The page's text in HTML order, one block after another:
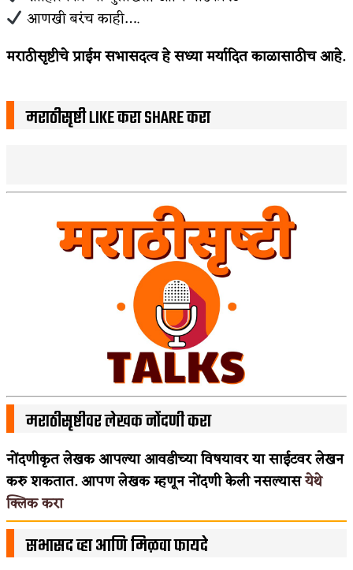
आणखी बरंच काही….
मराठीसृष्टीचे प्राईम सभासदत्व हे सध्या मर्यादित काळासाठीच आहे.
मराठीसृष्टी LIKE करा SHARE करा
मराठीसृष्टीवर लेखक नोंदणी करा
नोंदणीकृत लेखक आपल्या आवडीच्या विषयावर या साईटवर लेखन
करु शकतात. आपण लेखक म्हणून नोंदणी केली नसल्यासयेथे
क्लिक करा
सभासद व्हा आणि मिळवा फायदे